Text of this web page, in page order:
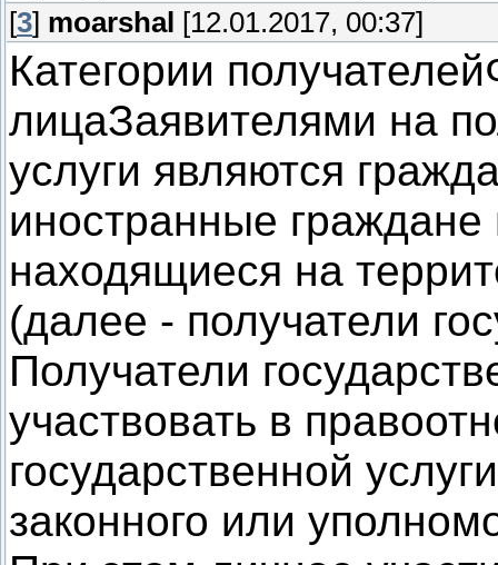
[3] moarshal [12.01.2017, 00:37]
Категории
лицаЗаявителями на
услуги являются
иностранные
находящиеся на
(далее - получатели
Получатели
участвовать в
государственной
законного или